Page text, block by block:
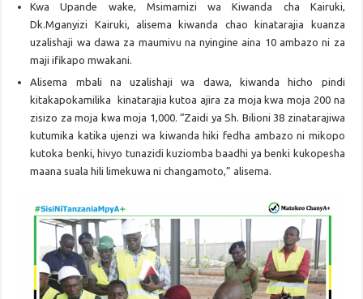
Kwa Upande wake, Msimamizi wa Kiwanda cha Kairuki,
Dk.Mganyizi Kairuki, alisema kiwanda chao kinatarajia kuanza
uzalishaji wa dawa za maumivu na nyingine aina 10 ambazo ni za
maji ifikapo mwakani.
Alisema mbali na uzalishaji wa dawa, kiwanda hicho pindi
kitakapokamilika kinatarajia kutoa ajira za moja kwa moja 200 na
zisizo za moja kwa moja 1,000. “Zaidi ya Sh. Bilioni 38 zinatarajiwa
kutumika katika ujenzi wa kiwanda hiki fedha ambazo ni mikopo
kutoka benki, hivyo tunazidi kuziomba baadhi ya benki kukopesha
maana suala hili limekuwa ni changamoto,” alisema.